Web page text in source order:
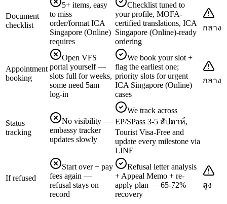
Document
checklist
5+ items, easy
to miss
order/format ICA
Singapore (Online)
requires
Checklist tuned to
your profile, MOFA-
certified translations, ICA
Singapore (Online)-ready
ordering
กลาง
Appointment
booking
Open VFS
portal yourself —
slots full for weeks,
some need 5am
log-in
We book your slot +
flag the earliest one;
priority slots for urgent
ICA Singapore (Online)
cases
กลาง
Status
tracking
No visibility —
embassy tracker
updates slowly
We track across
EP/SPass 3-5 สัปดาห์,
Tourist Visa-Free and
update every milestone via
LINE
If refused
Start over + pay
fees again —
refusal stays on
record
Refusal letter analysis
+ Appeal Memo + re-
apply plan — 65-72%
recovery
สูง